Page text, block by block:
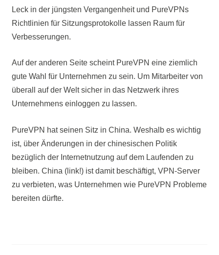
Leck in der jüngsten Vergangenheit und PureVPNs
Richtlinien für Sitzungsprotokolle lassen Raum für
Verbesserungen.
Auf der anderen Seite scheint PureVPN eine ziemlich
gute Wahl für Unternehmen zu sein. Um Mitarbeiter von
überall auf der Welt sicher in das Netzwerk ihres
Unternehmens einloggen zu lassen.
PureVPN hat seinen Sitz in China. Weshalb es wichtig
ist, über Änderungen in der chinesischen Politik
bezüglich der Internetnutzung auf dem Laufenden zu
bleiben. China (link!) ist damit beschäftigt, VPN-Server
zu verbieten, was Unternehmen wie PureVPN Probleme
bereiten dürfte.